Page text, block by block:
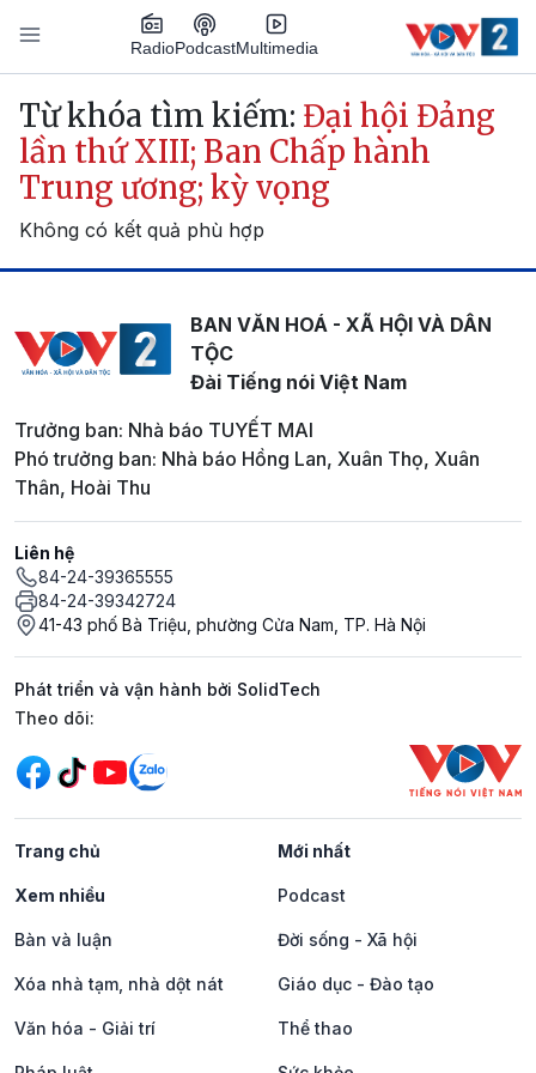
Nhảy đến nội dung
RadioPodcastMultimedia
Main navigation
Từ khóa tìm kiếm: Đại hội Đảng
lần thứ XIII; Ban Chấp hành
Trung ương; kỳ vọng
Không có kết quả phù hợp
BAN VĂN HOÁ - XÃ HỘI VÀ DÂN
TỘC
Đài Tiếng nói Việt Nam
Trưởng ban: Nhà báo TUYẾT MAI
Phó trưởng ban: Nhà báo Hồng Lan, Xuân Thọ, Xuân
Thân, Hoài Thu
Liên hệ
84-24-39365555
84-24-39342724
41-43 phố Bà Triệu, phường Cửa Nam, TP. Hà Nội
Phát triển và vận hành bởi SolidTech
Mạng xã hội
Theo dõi:
Trang chủ Mới nhất
Xem nhiều Podcast
Bàn và luận Đời sống - Xã hội
Xóa nhà tạm, nhà dột nát Giáo dục - Đào tạo
Văn hóa - Giải trí Thể thao